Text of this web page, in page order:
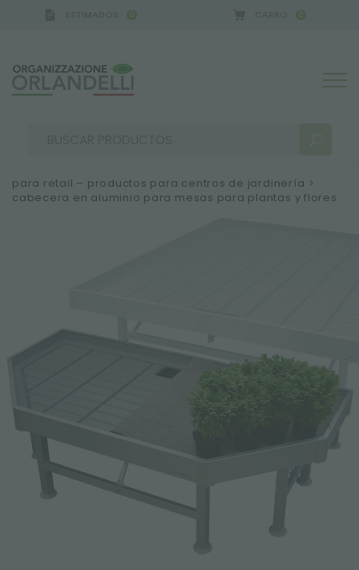
0 0
MÁS RESULTADOS PARA USTED:
para retail – productos para centros de jardinería >
cabecera en aluminio para mesas para plantas y flores